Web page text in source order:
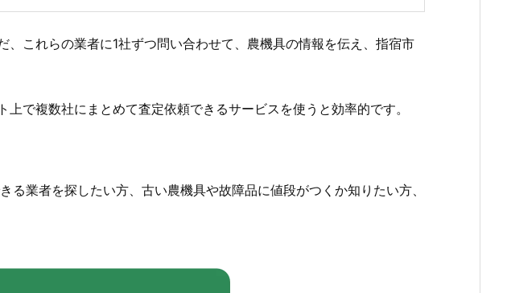
これらの業者に1社ずつ問い合わせて、農機具の情報を伝え、指宿市
で複数社にまとめて査定依頼できるサービスを使うと効率的です。
業者を探したい方、古い農機具や故障品に値段がつくか知りたい方、